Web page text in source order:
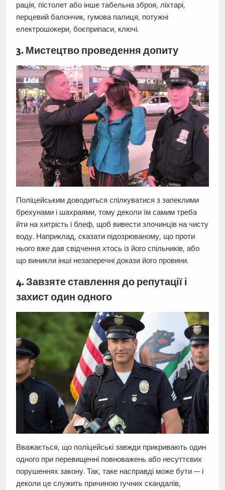
рація, пістолет або інше табельна зброя, ліхтарі,
перцевий балончик, гумова палиця, потужні
електрошокери, боєприпаси, ключі.
3. Мистецтво проведення допиту
Поліцейським доводиться спілкуватися з запеклими
брехунами і шахраями, тому деколи їм самим треба
йти на хитрість і блеф, щоб вивести злочинців на чисту
воду. Наприклад, сказати підозрюваному, що проти
нього вже дав свідчення хтось із його спільників, або
що виникли інші незаперечні докази його провини.
4. Завзяте ставлення до репутації і
захист один одного
Вважається, що поліцейські завжди прикривають один
одного при перевищенні повноважень або несуттєвих
порушеннях закону. Так, таке насправді може бути — і
деколи це служить причиною гучних скандалів,